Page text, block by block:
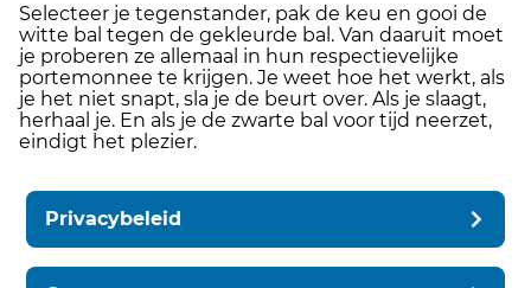
Selecteer je tegenstander, pak de keu en gooi de
witte bal tegen de gekleurde bal. Van daaruit moet
je proberen ze allemaal in hun respectievelijke
portemonnee te krijgen. Je weet hoe het werkt, als
je het niet snapt, sla je de beurt over. Als je slaagt,
herhaal je. En als je de zwarte bal voor tijd neerzet,
eindigt het plezier.
Privacybeleid